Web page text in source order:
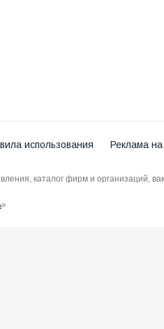
использования Реклама
каталог фирм и организаций,
»